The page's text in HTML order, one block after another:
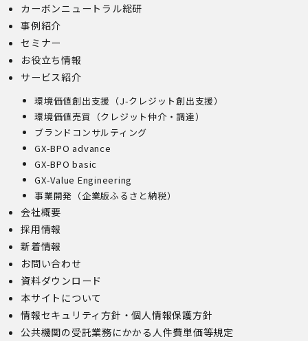
カーボンニュートラル総研
事例紹介
セミナー
お役立ち情報
サービス紹介
環境価値創出支援（J-クレジット創出支援）
環境価値売買（クレジット仲介・調達）
ブランドコンサルティング
GX-BPO advance
GX-BPO basic
GX-Value Engineering
事業開発（企業版ふるさと納税）
会社概要
採用情報
新着情報
お問い合わせ
資料ダウンロード
本サイトについて
情報セキュリティ方針・個人情報保護方針
公共機関の受託業務にかかる人件費単価等規定